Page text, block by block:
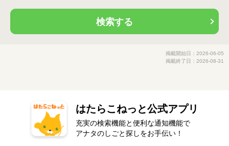
検索する
掲載開始日：2026-06-05
掲載終了日：2026-08-31
はたらこねっと公式アプリ
充実の検索機能と便利な通知機能で
アナタのしごと探しをお手伝い！